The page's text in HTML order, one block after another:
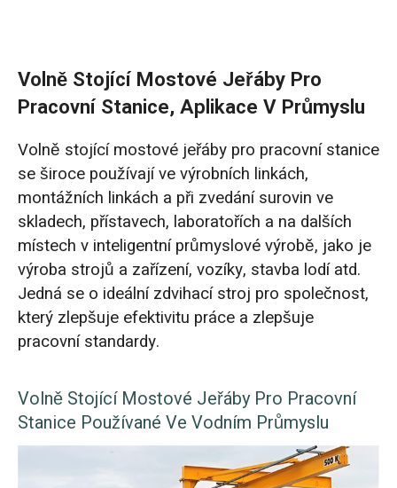
Volně Stojící Mostové Jeřáby Pro
Pracovní Stanice, Aplikace V Průmyslu
Volně stojící mostové jeřáby pro pracovní stanice
se široce používají ve výrobních linkách,
montážních linkách a při zvedání surovin ve
skladech, přístavech, laboratořích a na dalších
místech v inteligentní průmyslové výrobě, jako je
výroba strojů a zařízení, vozíky, stavba lodí atd.
Jedná se o ideální zdvihací stroj pro společnost,
který zlepšuje efektivitu práce a zlepšuje
pracovní standardy.
Volně Stojící Mostové Jeřáby Pro Pracovní
Stanice Používané Ve Vodním Průmyslu